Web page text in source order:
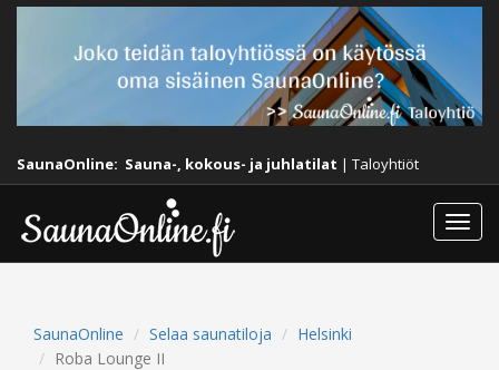
SaunaOnline: Sauna-, kokous- ja juhlatilat | Taloyhtiöt
SaunaOnline Selaa saunatiloja
Helsinki
Roba Lounge II